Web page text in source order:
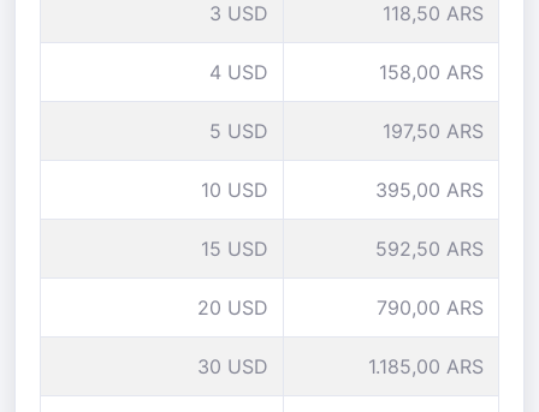
3 USD 118,50 ARS
4 USD 158,00 ARS
5 USD 197,50 ARS
10 USD 395,00 ARS
15 USD 592,50 ARS
20 USD 790,00 ARS
30 USD 1.185,00 ARS